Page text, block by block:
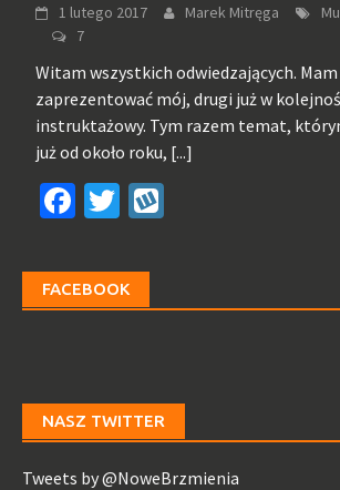
1 lutego 2017 Marek Mitręga
7
Witam wszystkich odwiedzających.
zaprezentować mój, drugi już w
instruktażowy. Tym razem temat,
już od około roku, [...]
Facebook
Twitter
FACEBOOK
NASZ TWITTER
Tweets by @NoweBrzmienia